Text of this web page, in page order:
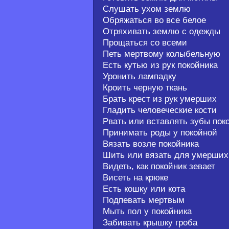
Слушать ухом землю
Обряжаться во все белое
Отряхивать землю с одежды
Прощаться со всеми
Петь мертвому колыбельную
Есть кутью из рук покойника
Уронить лампадку
Кроить черную ткань
Брать крест из рук умерших
Гладить человеческие кости
Рвать или вставлять зубы
Принимать роды у покойной
Вязать возле покойника
Шить или вязать для умерших
Видеть, как покойник зевает
Висеть на крюке
Есть кошку или кота
Подпевать мертвым
Мыть пол у покойника
Забивать крышку гроба